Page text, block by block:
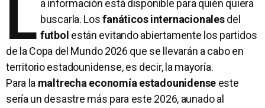
L a información está disponible para quién quiera
buscarla. Losfanáticos internacionalesdel
futbol están evitando abiertamente los partidos
de la Copa del Mundo 2026 que se llevarán a cabo en
territorio estadounidense, es decir, la mayoría.
Para la maltrecha economía estadounidense este
sería un desastre más para este 2026, aunado al